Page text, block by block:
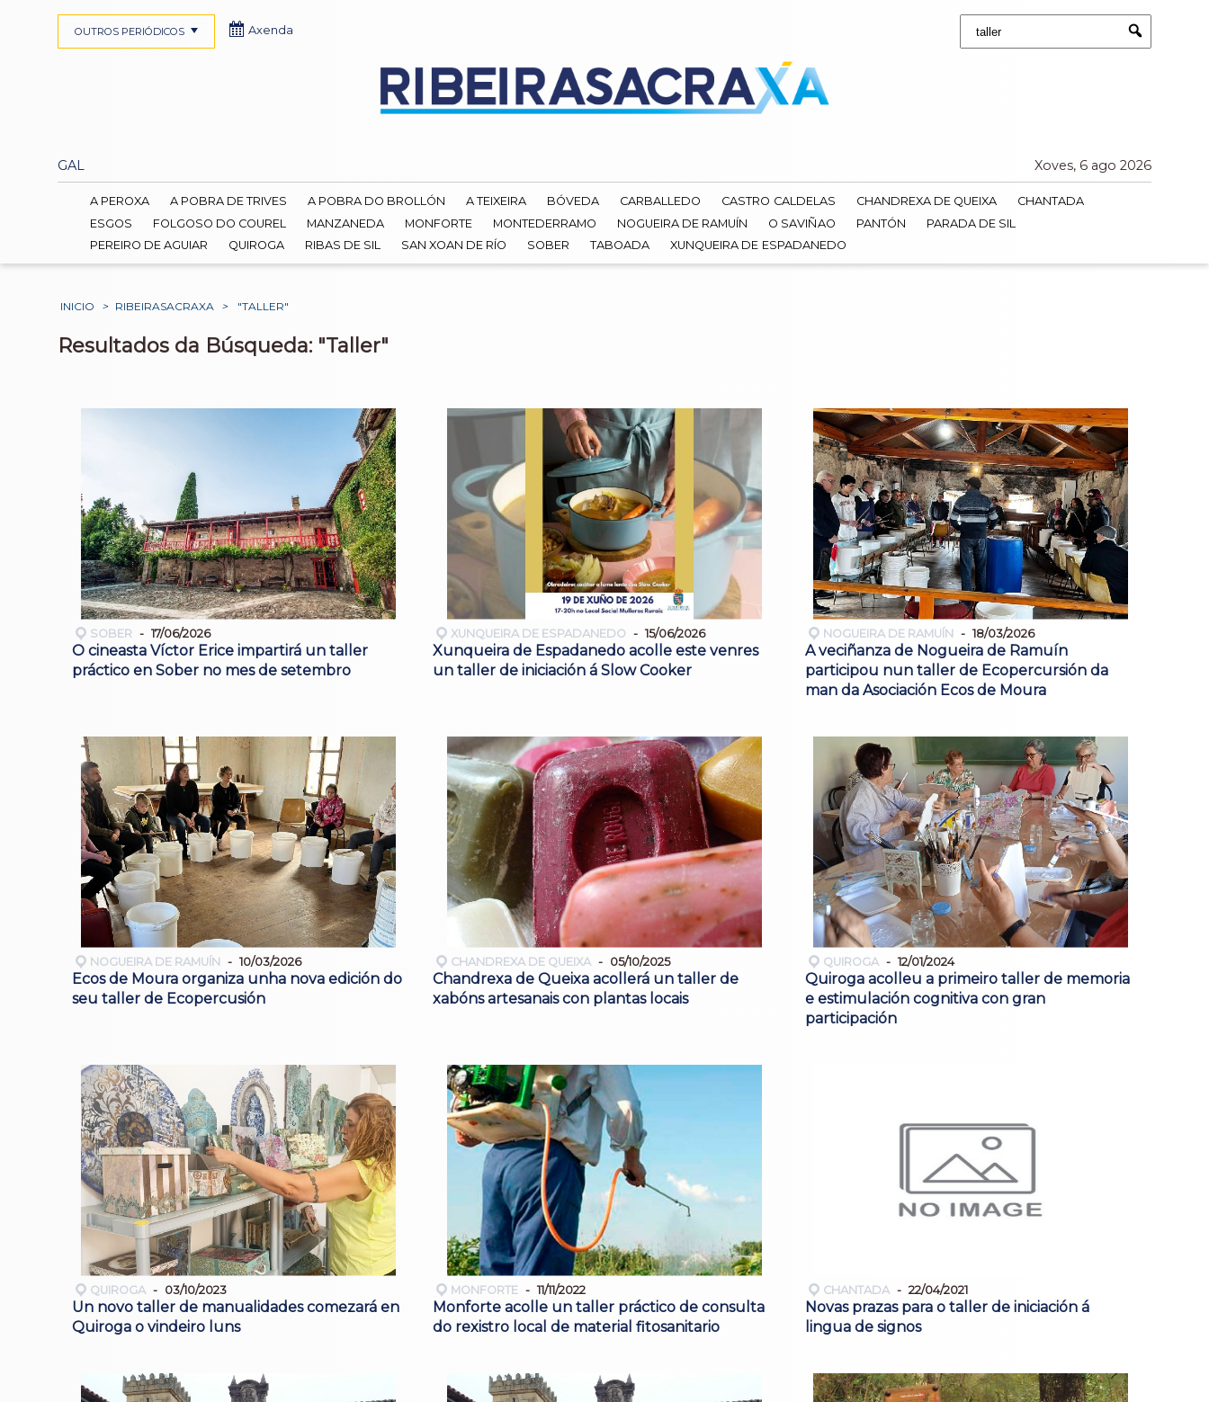
Submit
GAL Xoves, 6 ago 2026
OUTROS PERIÓDICOS Axenda
A PEROXA A POBRA DE TRIVES A POBRA DO BROLLÓN A TEIXEIRA BÓVEDA CARBALLEDO CASTRO CALDELAS CHANDREXA DE QUEIXA
CHANTADA
ESGOS
FOLGOSO DO COUREL MANZANEDA MONFORTE MONTEDERRAMO NOGUEIRA DE RAMUÍN O SAVIÑAO PANTÓN
PARADA DE SIL
PEREIRO DE AGUIAR
QUIROGA RIBAS DE SIL SAN XOAN DE RÍO SOBER TABOADA XUNQUEIRA DE ESPADANEDO
INICIO > RIBEIRASACRAXA > "TALLER"
Resultados da Búsqueda: "Taller"
SOBER 17/06/2026
O cineasta Víctor Erice impartirá un taller
práctico en Sober no mes de setembro
XUNQUEIRA DE ESPADANEDO 15/06/2026
Xunqueira de Espadanedo acolle este venres
un taller de iniciación á Slow Cooker
NOGUEIRA DE RAMUÍN 18/03/2026
A veciñanza de Nogueira de Ramuín
participou nun taller de Ecopercursión da
man da Asociación Ecos de Moura
NOGUEIRA DE RAMUÍN 10/03/2026
Ecos de Moura organiza unha nova edición do
seu taller de Ecopercusión
CHANDREXA DE QUEIXA 05/10/2025
Chandrexa de Queixa acollerá un taller de
xabóns artesanais con plantas locais
QUIROGA 12/01/2024
Quiroga acolleu a primeiro taller de memoria
e estimulación cognitiva con gran
participación
QUIROGA 03/10/2023
Un novo taller de manualidades comezará en
Quiroga o vindeiro luns
MONFORTE 11/11/2022
Monforte acolle un taller práctico de consulta
do rexistro local de material fitosanitario
CHANTADA 22/04/2021
Novas prazas para o taller de iniciación á
lingua de signos